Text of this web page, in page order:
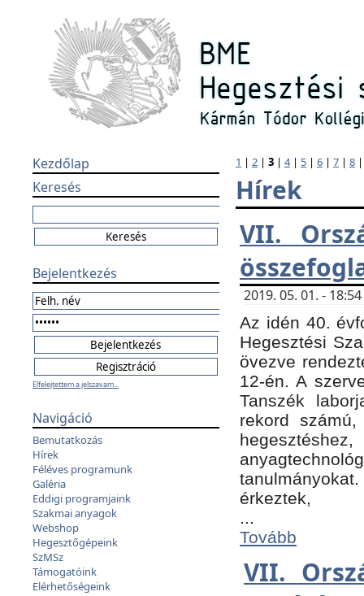
Kezdőlap
Keresés
Bejelentkezés
Elfelejtettem a jelszavam...
Navigáció
Bemutatkozás
Hírek
Féléves programunk
Galéria
Eddigi programjaink
Szakmai anyagok
Webshop
Hegesztőgépeink
SzMSz
Támogatóink
Elérhetőségeink
1 | 2 | 3 | 4| 5 | 6 | 7 | 8
Hírek
VII.
2019. 05. 01. -
Az idén 40.
Hegesztési
övezve
12-én. A
Tanszék
rekord
érkeztek,
...
Tovább
VII.